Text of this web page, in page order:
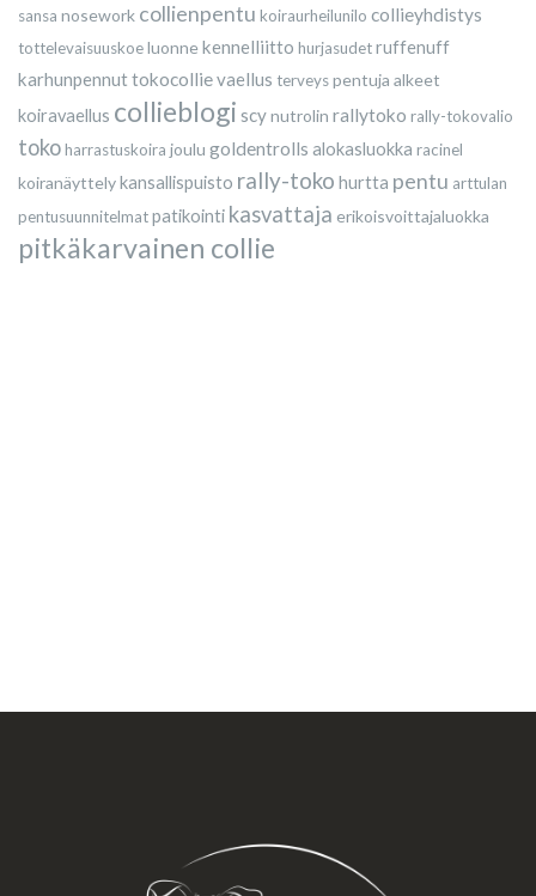
sansa nosework collienpentu koiraurheilunilo collieyhdistys
tottelevaisuuskoeluonnekennelliitto hurjasudetruffenuff
karhunpennuttokocollievaellus terveyspentuja alkeet
koiravaellus collieblogi scynutrolin rallytoko rally-tokovalio
tokoharrastuskoira joulu goldentrolls alokasluokka racinel
koiranäyttelykansallispuisto rally-toko hurtta pentu arttulan
pentusuunnitelmatpatikointi kasvattaja erikoisvoittajaluokka
pitkäkarvainen collie